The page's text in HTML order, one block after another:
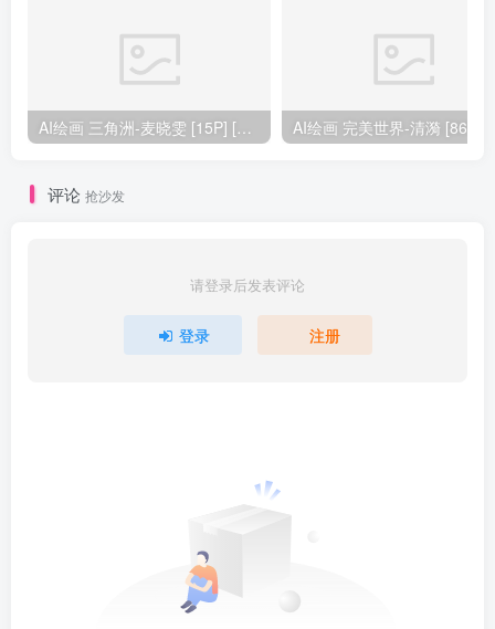
AI绘画 三角洲-麦晓雯 [15P] [57M]
评论 抢沙发
请登录后发表评论
登录 注册